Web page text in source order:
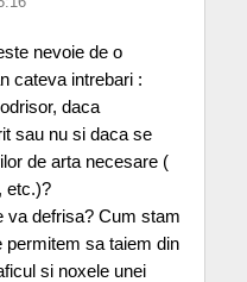
nevoie de o
cateva intrebari :
daca
sau nu si daca se
de arta necesare (
etc.)?
va defrisa? Cum stam
permitem sa taiem din
si noxele unei